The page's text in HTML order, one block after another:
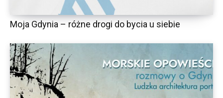
Moja Gdynia – różne drogi do bycia u siebie